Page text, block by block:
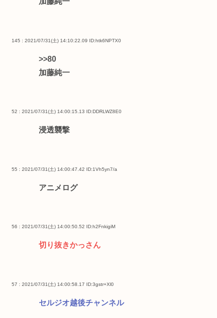
145 : 2021/07/31(土) 14:10:22.09 ID:htk6NPTX0
>>80
加藤純一
52 : 2021/07/31(土) 14:00:15.13 ID:DDRLWZ8E0
浸透襲撃
55 : 2021/07/31(土) 14:00:47.42 ID:1Vh5yn7/a
アニメログ
56 : 2021/07/31(土) 14:00:50.52 ID:h2FnkigiM
切り抜きかっさん
57 : 2021/07/31(土) 14:00:58.17 ID:3gstr+Xl0
セルジオ越後チャンネル